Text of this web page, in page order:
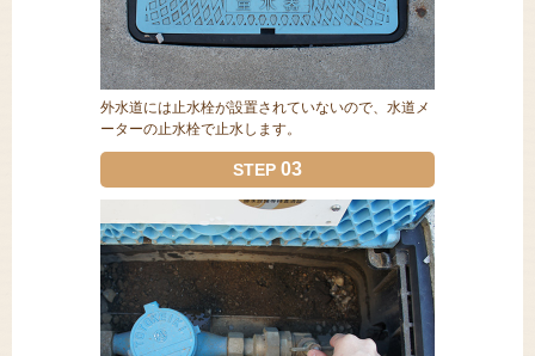
外水道には止水栓が設置されていないので、水道メ
ーターの止水栓で止水します。
STEP 03